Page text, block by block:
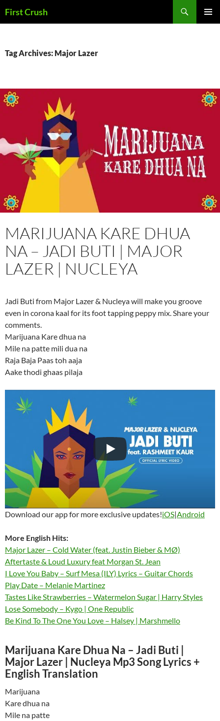
to
First Crush
Tag Archives: Major Lazer
MARIJUANA KARE DHUA
NA – JADI BUTI | MAJOR
LAZER | NUCLEYA
Jadi Buti from Major Lazer & Nucleya will make you groove
even in corona kaal for its foot tapping peppy mix. Share your
comments.
Marijuana Kare dhua na
Mile na patte mili dua na
Raja Baja Paas toh aaja
Aake thodi ghaas pilaja
Download our app for more exclusive updates!iOS|Android
More English Hits:
Major Lazer – Cold Water (feat. Justin Bieber & MØ)
Aftertaste & Loud Luxury feat Morgan St. Jean
I Love You Baby – Surf Mesa (ILY) Lyrics – Guitar Chords
Play Date – Melanie Martinez
Tastes Like Strawberries – Watermelon Sugar | Harry Styles
Lose Somebody – Kygo | One Republic
Be Kind To The One You Love – Halsey | Marshmello
Marijuana Kare Dhua Na – Jadi Buti |
Major Lazer | Nucleya Mp3 Song Lyrics +
English Translation
Marijuana
Kare dhua na
Mile na patte